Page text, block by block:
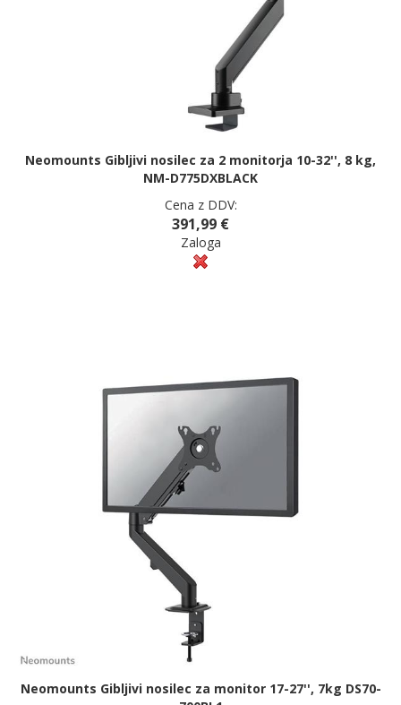
Neomounts Gibljivi nosilec za 2 monitorja 10-32'', 8 kg,
NM-D775DXBLACK
Cena z DDV:
391,99 €
Zaloga
Neomounts Gibljivi nosilec za monitor 17-27'', 7kg DS70-